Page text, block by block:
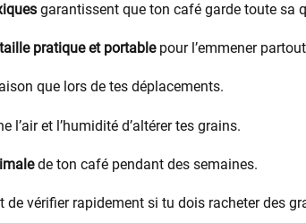
garantissent que ton café garde toute sa
pratique et portablepour l’emmener
que lors de tes déplacements.
l’air et l’humidité d’altérer tes grains.
de ton café pendant des semaines.
de vérifier rapidement si tu dois racheter des